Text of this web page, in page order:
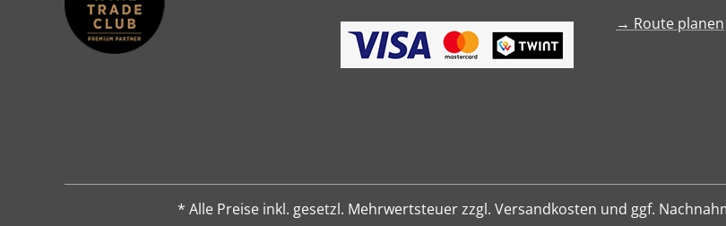
→ Route planen
* Alle Preise inkl. gesetzl. Mehrwertsteuer zzgl. Versandkosten und ggf.